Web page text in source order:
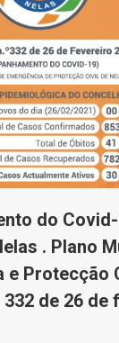
do
. Plano
e Protecção
de 26 de